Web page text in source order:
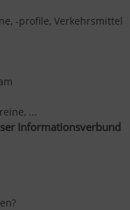
-profile, Verkehrsmittel
...
Informationsverbund